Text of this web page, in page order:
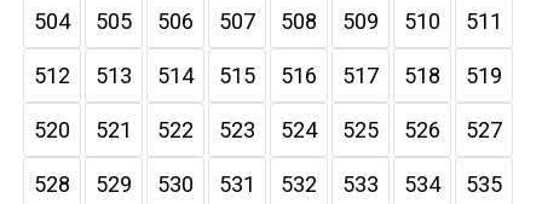
504 505 506 507 508 509 510 511
512 513 514 515 516 517 518 519
520 521 522 523 524 525 526 527
528 529 530 531 532 533 534 535